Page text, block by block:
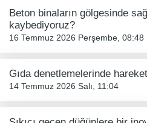
Beton binaların gölgesinde
kaybediyoruz?
16 Temmuz 2026 Perşembe, 08:48
Gıda denetlemelerinde
14 Temmuz 2026 Salı, 11:04